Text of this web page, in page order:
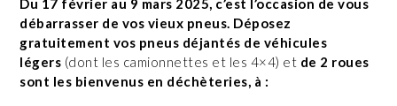
Du 17 février au 9 mars 2025, c’est l’occasion de vous
débarrasser de vos vieux pneus. Déposez
gratuitement vos pneus déjantés de véhicules
légers (dont les camionnettes et les 4×4) et de 2 roues
sont les bienvenus en déchèteries, à :